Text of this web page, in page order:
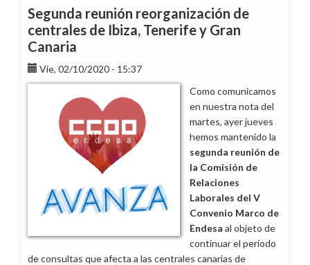
reorganización
de
centrales
Ibiza,
Tenerife
y
Gran
Canaria
Segunda reunión reorganización de
centrales de Ibiza, Tenerife y Gran
Canaria
Vie, 02/10/2020 - 15:37
Como comunicamos
en nuestra nota del
martes, ayer jueves
hemos mantenido la
segunda reunión de
la Comisión de
Relaciones
Laborales del V
Convenio Marco de
Endesa al objeto de
continuar el período
de consultas que afecta a las centrales canarias de